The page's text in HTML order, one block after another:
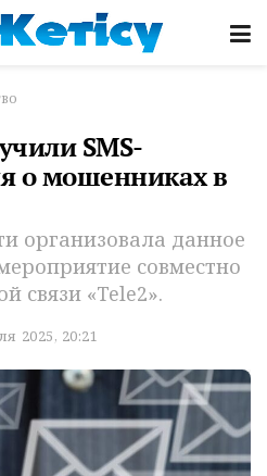
SMS-
о мошенниках в
организовала данное
совместно
связи «Tele2».
2025, 20:21